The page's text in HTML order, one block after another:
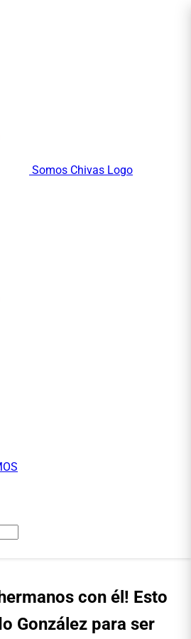
Somos Chivas Logo
con él! Esto
González para ser